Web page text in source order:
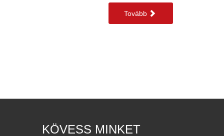
Tovább
KÖVESS MINKET